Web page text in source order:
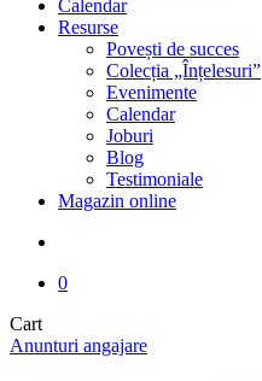
Calendar
Resurse
Povești de succes
Colecția „Înțelesuri”
Evenimente
Calendar
Joburi
Blog
Testimoniale
Magazin online
0
CartClose
Cart
Anunturi angajare